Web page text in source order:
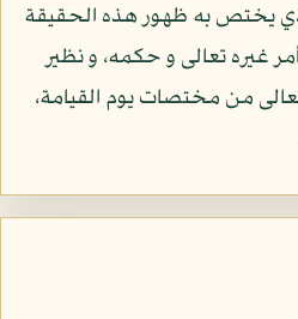
يختص به ظهور هذه الحقيقة
غيره تعالى و حكمه، و نظير
من مختصات يوم القيامة،